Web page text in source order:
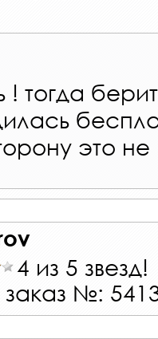
тогда
это не
4 из 5 звезд!
заказ №: